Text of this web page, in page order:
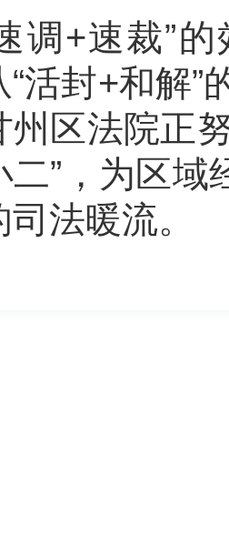
调+速裁”
活封+和解”
州区法院正
二”，为区
法暖流。